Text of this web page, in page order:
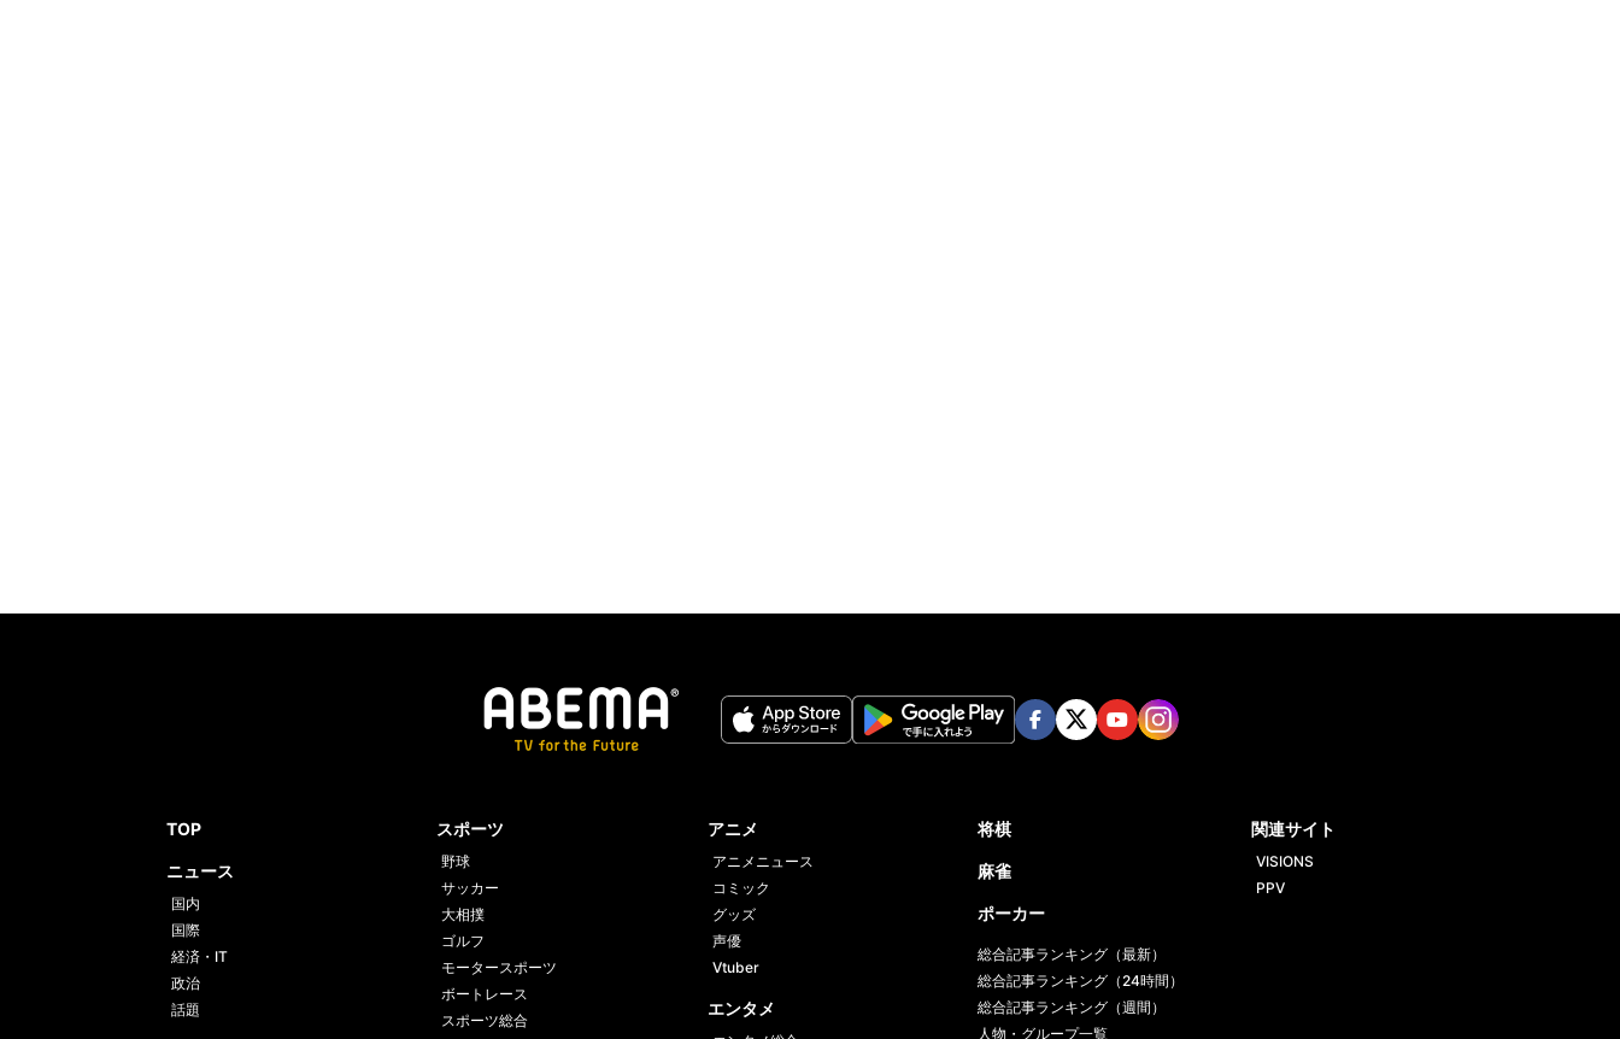
TOP
ニュース
国内
国際
経済・IT
政治
話題
スポーツ
野球
サッカー
大相撲
ゴルフ
モータースポーツ
ボートレース
スポーツ総合
アニメ
アニメニュース
コミック
グッズ
声優
Vtuber
エンタメ
将棋
麻雀
ポーカー
総合記事ランキング（最新）
総合記事ランキング（24時間）
総合記事ランキング（週間）
人物・グループ一覧
関連サイト
VISIONS
PPV